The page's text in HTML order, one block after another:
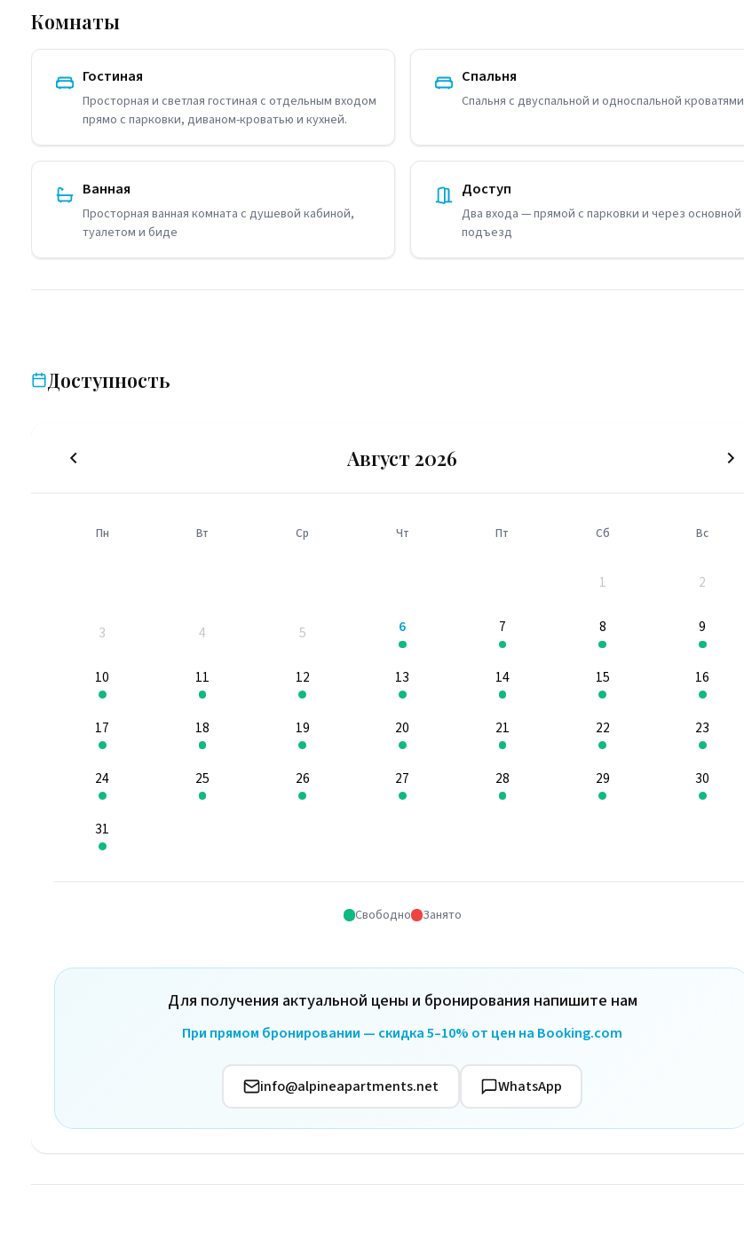
Комнаты
Гостиная
Просторная и светлая гостиная с отдельным входом
прямо с парковки, диваном-кроватью и кухней.
Спальня
Спальня с двуспальной и односпальной кроватями
Ванная
Просторная ванная комната с душевой кабиной,
туалетом и биде
Доступ
Два входа — прямой с парковки и через основной
подъезд
Доступность
Август 2026
Пн Вт Ср Чт Пт Сб Вс
1 2
3 4 5 6 7 8 9
10 11 12 13 14 15 16
17 18 19 20 21 22 23
24 25 26 27 28 29 30
31
Свободно Занято
Для получения актуальной цены и бронирования напишите нам
При прямом бронировании — скидка 5–10% от цен на Booking.com
info@alpineapartments.net WhatsApp